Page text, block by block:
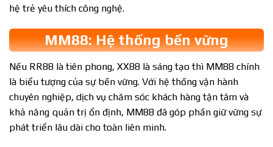
hệ trẻ yêu thích công nghệ.
MM88: Hệ thống bền vững
Nếu RR88 là tiên phong, XX88 là sáng tạo thì MM88 chính
là biểu tượng của sự bền vững. Với hệ thống vận hành
chuyên nghiệp, dịch vụ chăm sóc khách hàng tận tâm và
khả năng quản trị ổn định, MM88 đã góp phần giữ vững sự
phát triển lâu dài cho toàn liên minh.